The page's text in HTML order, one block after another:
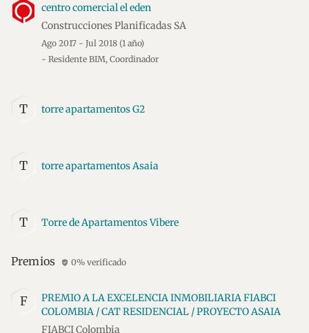
centro comercial el eden
Construcciones Planificadas SA
Ago 2017 - Jul 2018 (1 año)
- Residente BIM, Coordinador
T torre apartamentos G2
T torre apartamentos Asaia
T Torre de Apartamentos Vibere
Premios verified_user 0% verificado
F
PREMIO A LA EXCELENCIA INMOBILIARIA FIABCI
COLOMBIA / CAT RESIDENCIAL / PROYECTO ASAIA
FIABCI Colombia